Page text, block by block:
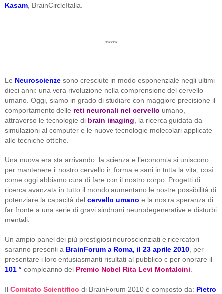
Kasam , BrainCircleItalia.
*****
Le Neuroscienze sono cresciute in modo esponenziale negli ultimi
dieci anni: una vera rivoluzione nella comprensione del cervello
umano. Oggi, siamo in grado di studiare con maggiore precisione il
comportamento delle reti neuronali nel cervello umano,
attraverso le tecnologie di brain imaging, la ricerca guidata da
simulazioni al computer e le nuove tecnologie molecolari applicate
alle tecniche ottiche.
Una nuova era sta arrivando: la scienza e l’economia si uniscono
per mantenere il nostro cervello in forma e sani in tutta la vita, così
come oggi abbiamo cura di fare con il nostro corpo. Progetti di
ricerca avanzata in tutto il mondo aumentano le nostre possibilità di
potenziare la capacità del cervello umano e la nostra speranza di
far fronte a una serie di gravi sindromi neurodegenerative e disturbi
mentali.
Un ampio panel dei più prestigiosi neuroscienziati e ricercatori
saranno presenti a BrainForum a Roma, il 23 aprile 2010, per
presentare i loro entusiasmanti risultati al pubblico e per onorare il
101 ° compleanno del Premio Nobel Rita Levi Montalcini.
Il Comitato Scientifico di BrainForum 2010 è composto da: Pietro